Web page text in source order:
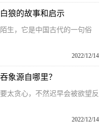
狼的故事和启示
生，它是中国古代的一句俗
2022/12/14
象源自哪里？
太贪心，不然迟早会被欲望反
2022/12/14